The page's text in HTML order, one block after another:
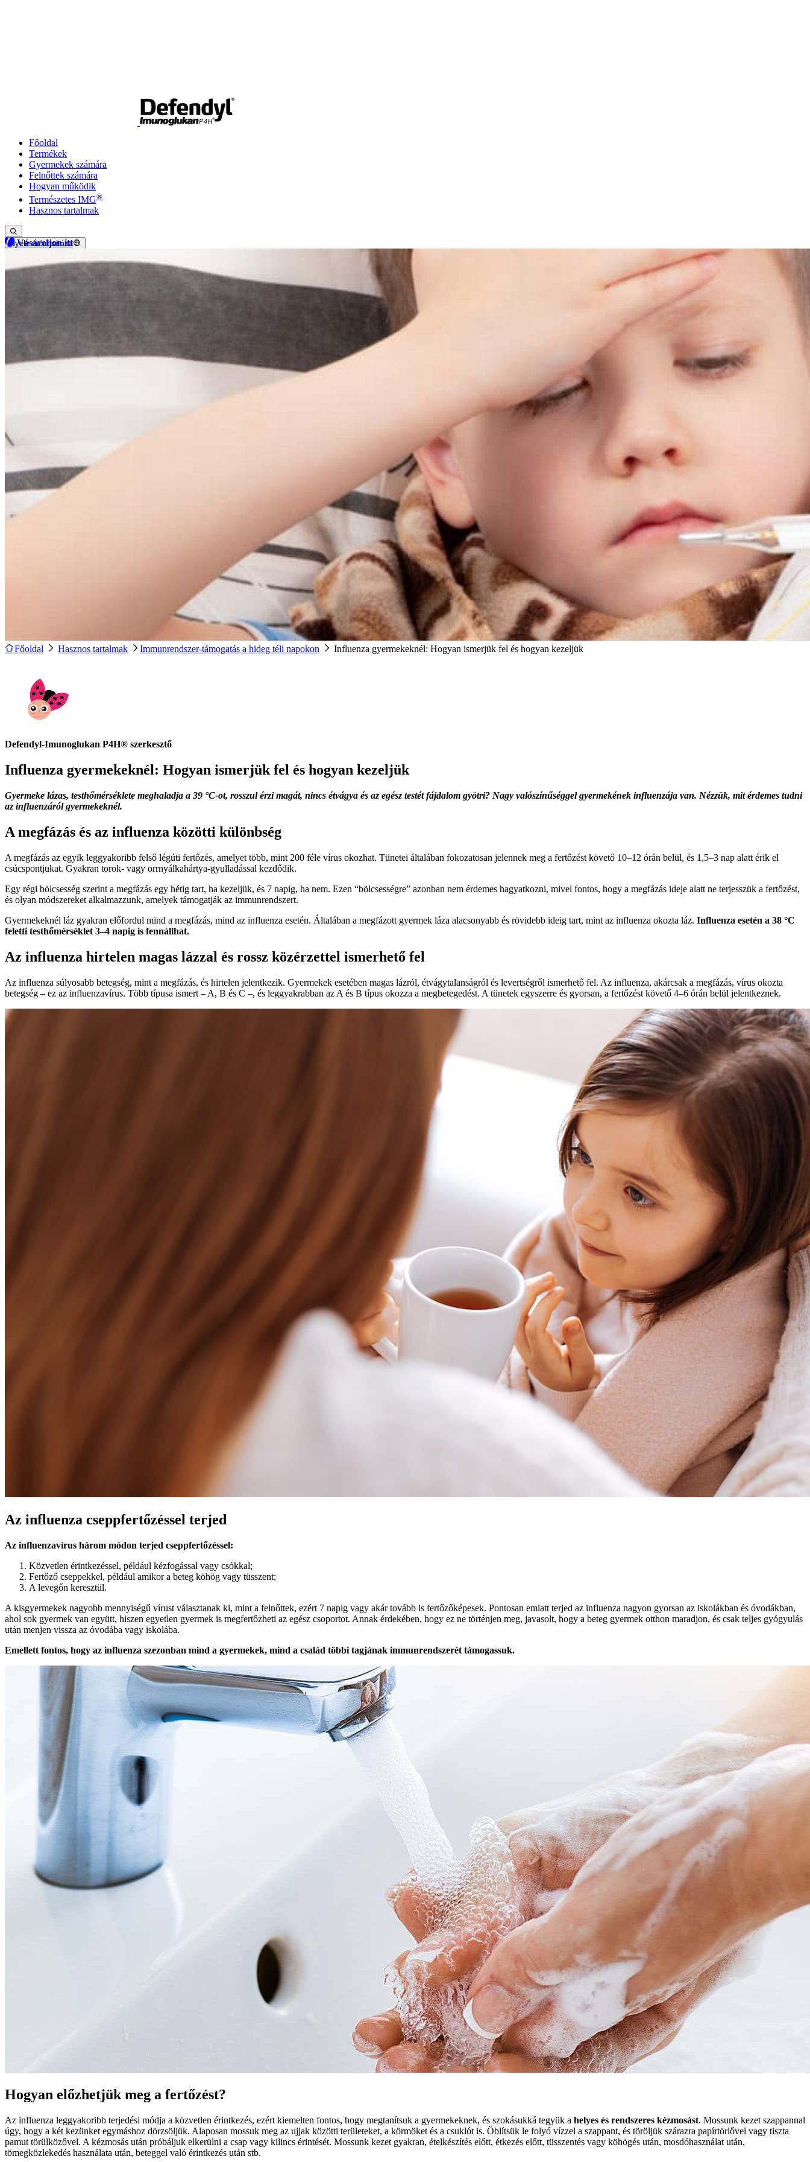
Főoldal
Termékek
Gyermekek számára
Felnőttek számára
Hogyan működik
Természetes IMG®
Hasznos tartalmak
Nyelv módosítása
Jelenlegi nyelv: Magyar
Vásároljon itt
Főoldal Hasznos tartalmak Immunrendszer-támogatás a hideg téli napokon Influenza gyermekeknél: Hogyan ismerjük fel és hogyan kezeljük
Defendyl-Imunoglukan P4H® szerkesztő
Influenza gyermekeknél: Hogyan ismerjük fel és hogyan kezeljük
Gyermeke lázas, testhőmérséklete meghaladja a 39 °C-ot, rosszul érzi magát, nincs étvágya és az egész testét fájdalom gyötri? Nagy valószínűséggel gyermekének influenzája van. Nézzük, mit érdemes tudni
az influenzáról gyermekeknél.
A megfázás és az influenza közötti különbség
A megfázás az egyik leggyakoribb felső légúti fertőzés, amelyet több, mint 200 féle vírus okozhat. Tünetei általában fokozatosan jelennek meg a fertőzést követő 10–12 órán belül, és 1,5–3 nap alatt érik el
csúcspontjukat. Gyakran torok- vagy orrnyálkahártya-gyulladással kezdődik.
Egy régi bölcsesség szerint a megfázás egy hétig tart, ha kezeljük, és 7 napig, ha nem. Ezen “bölcsességre” azonban nem érdemes hagyatkozni, mivel fontos, hogy a megfázás ideje alatt ne terjesszük a fertőzést,
és olyan módszereket alkalmazzunk, amelyek támogatják az immunrendszert.
Gyermekeknél láz gyakran előfordul mind a megfázás, mind az influenza esetén. Általában a megfázott gyermek láza alacsonyabb és rövidebb ideig tart, mint az influenza okozta láz. Influenza esetén a 38 °C
feletti testhőmérséklet 3–4 napig is fennállhat.
Az influenza hirtelen magas lázzal és rossz közérzettel ismerhető fel
Az influenza súlyosabb betegség, mint a megfázás, és hirtelen jelentkezik. Gyermekek esetében magas lázról, étvágytalanságról és levertségről ismerhető fel. Az influenza, akárcsak a megfázás, vírus okozta
betegség – ez az influenzavírus. Több típusa ismert – A, B és C –, és leggyakrabban az A és B típus okozza a megbetegedést. A tünetek egyszerre és gyorsan, a fertőzést követő 4–6 órán belül jelentkeznek.
Az influenza cseppfertőzéssel terjed
Az influenzavírus három módon terjed cseppfertőzéssel:
Közvetlen érintkezéssel, például kézfogással vagy csókkal;
Fertőző cseppekkel, például amikor a beteg köhög vagy tüsszent;
A levegőn keresztül.
A kisgyermekek nagyobb mennyiségű vírust választanak ki, mint a felnőttek, ezért 7 napig vagy akár tovább is fertőzőképesek. Pontosan emiatt terjed az influenza nagyon gyorsan az iskolákban és óvodákban,
ahol sok gyermek van együtt, hiszen egyetlen gyermek is megfertőzheti az egész csoportot. Annak érdekében, hogy ez ne történjen meg, javasolt, hogy a beteg gyermek otthon maradjon, és csak teljes gyógyulás
után menjen vissza az óvodába vagy iskolába.
Emellett fontos, hogy az influenza szezonban mind a gyermekek, mind a család többi tagjának immunrendszerét támogassuk.
Hogyan előzhetjük meg a fertőzést?
Az influenza leggyakoribb terjedési módja a közvetlen érintkezés, ezért kiemelten fontos, hogy megtanítsuk a gyermekeknek, és szokásukká tegyük a helyes és rendszeres kézmosást. Mossunk kezet szappannal
úgy, hogy a két kezünket egymáshoz dörzsöljük. Alaposan mossuk meg az ujjak közötti területeket, a körmöket és a csuklót is. Öblítsük le folyó vízzel a szappant, és töröljük szárazra papírtörlővel vagy tiszta
pamut törülközővel. A kézmosás után próbáljuk elkerülni a csap vagy kilincs érintését. Mossunk kezet gyakran, ételkészítés előtt, étkezés előtt, tüsszentés vagy köhögés után, mosdóhasználat után,
tömegközlekedés használata után, beteggel való érintkezés után stb.